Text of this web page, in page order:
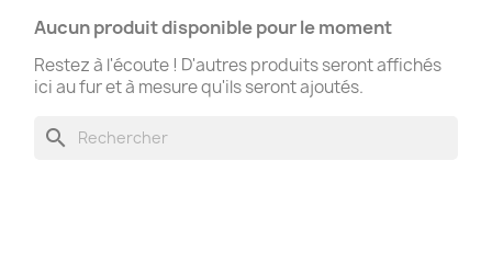
Aucun produit disponible pour le moment
Restez à l'écoute ! D'autres produits seront affichés
ici au fur et à mesure qu'ils seront ajoutés.
search